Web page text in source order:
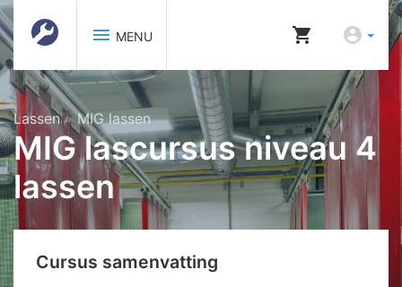
menu MENU shopping_cart account_circle
Lassen »MIG lassen
MIG lascursus niveau 4
lassen
Cursus samenvatting